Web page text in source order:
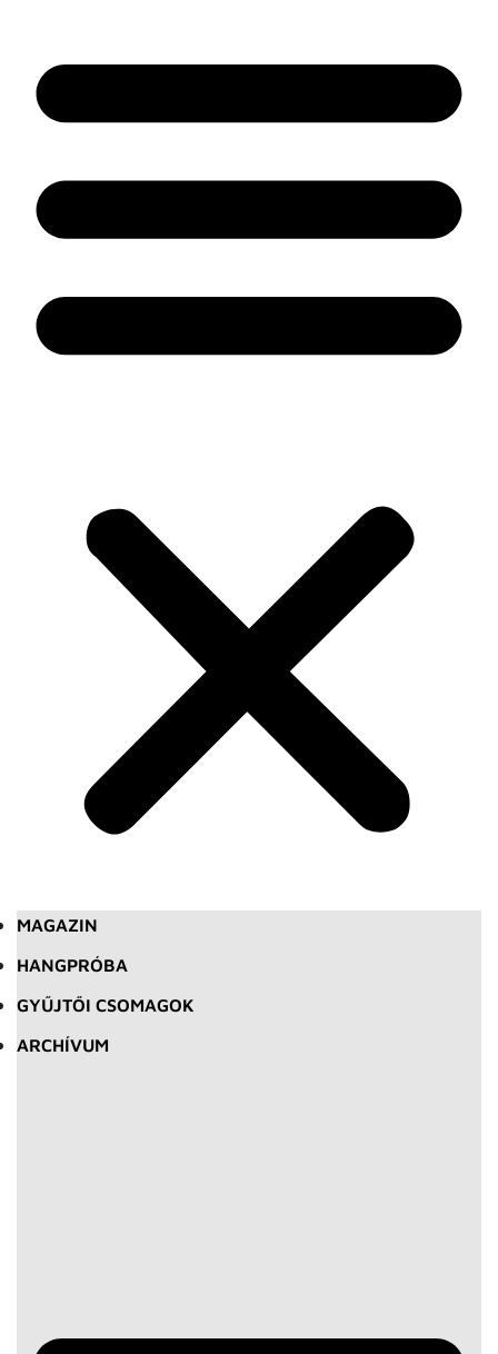
MAGAZIN
HANGPRÓBA
GYŰJTŐI CSOMAGOK
ARCHÍVUM